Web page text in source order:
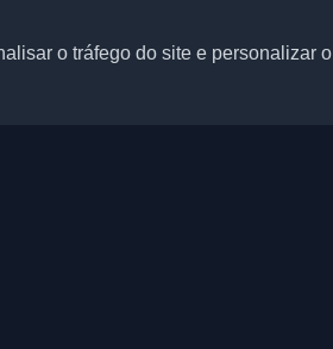
o tráfego do site e personalizar